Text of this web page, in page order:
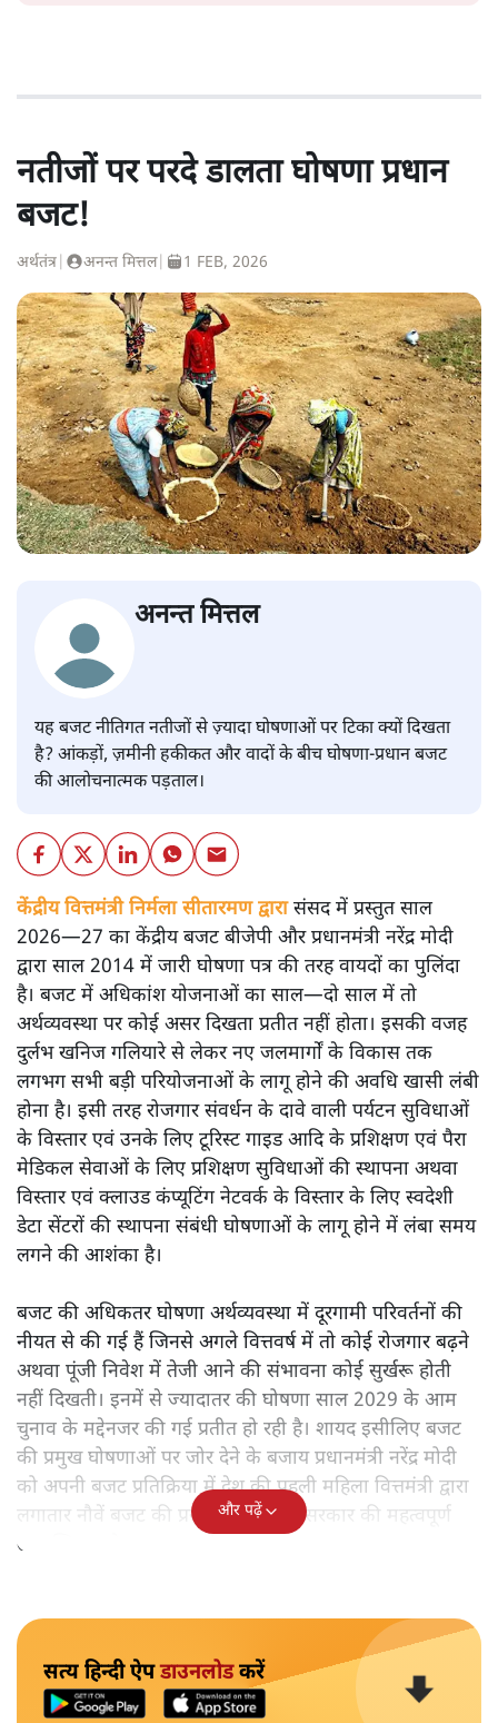
नतीजों पर परदे डालता घोषणा प्रधान
बजट!
अर्थतंत्र अनन्त मित्तल| 1 FEB, 2026
अनन्त मित्तल
यह बजट नीतिगत नतीजों से ज़्यादा घोषणाओं पर टिका क्यों दिखता
है? आंकड़ों, ज़मीनी हकीकत और वादों के बीच घोषणा-प्रधान बजट
की आलोचनात्मक पड़ताल।
केंद्रीय वित्तमंत्री निर्मला सीतारमण द्वारासंसद में प्रस्तुत साल
2026—27 का केंद्रीय बजट बीजेपी और प्रधानमंत्री नरेंद्र मोदी
द्वारा साल 2014 में जारी घोषणा पत्र की तरह वायदों का पुलिंदा
है। बजट में अधिकांश योजनाओं का साल—दो साल में तो
अर्थव्यवस्था पर कोई असर दिखता प्रतीत नहीं होता। इसकी वजह
दुर्लभ खनिज गलियारे से लेकर नए जलमार्गों के विकास तक
लगभग सभी बड़ी परियोजनाओं के लागू होने की अवधि खासी लंबी
होना है। इसी तरह रोजगार संवर्धन के दावे वाली पर्यटन सुविधाओं
के विस्तार एवं उनके लिए टूरिस्ट गाइड आदि के प्रशिक्षण एवं पैरा
मेडिकल सेवाओं के लिए प्रशिक्षण सुविधाओं की स्थापना अथवा
विस्तार एवं क्लाउड कंप्यूटिंग नेटवर्क के विस्तार के लिए स्वदेशी
डेटा सेंटरों की स्थापना संबंधी घोषणाओं के लागू होने में लंबा समय
लगने की आशंका है।
बजट की अधिकतर घोषणा अर्थव्यवस्था में दूरगामी परिवर्तनों की
नीयत से की गई हैं जिनसे अगले वित्तवर्ष में तो कोई रोजगार बढ़ने
अथवा पूंजी निवेश में तेजी आने की संभावना कोई सुर्खरू होती
नहीं दिखती। इनमें से ज्यादातर की घोषणा साल 2029 के आम
चुनाव के मद्देनजर की गई प्रतीत हो रही है। शायद इसीलिए बजट
की प्रमुख घोषणाओं पर जोर देने के बजाय प्रधानमंत्री नरेंद्र मोदी
को अपनी बजट प्रतिक्रिया में देश की पहली महिला वित्तमंत्री द्वारा
लगातार नौवें बजट की प्रस्तुति को अपनी सरकार की महत्वपूर्ण
उपलब्धि बताने पर मजबूर होना पड़ा।
और पढ़ें
सत्य हिन्दी ऐपडाउनलोडकरें